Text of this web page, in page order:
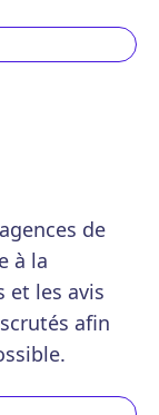
de
à la
et les avis
afin